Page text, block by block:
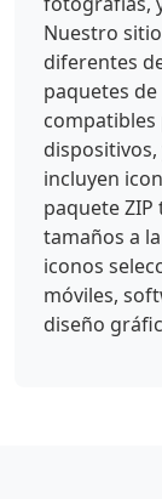
Nuestro
diferentes
paquetes
compatibles
incluyen
paquete
tamaños a
iconos
móviles,
diseño